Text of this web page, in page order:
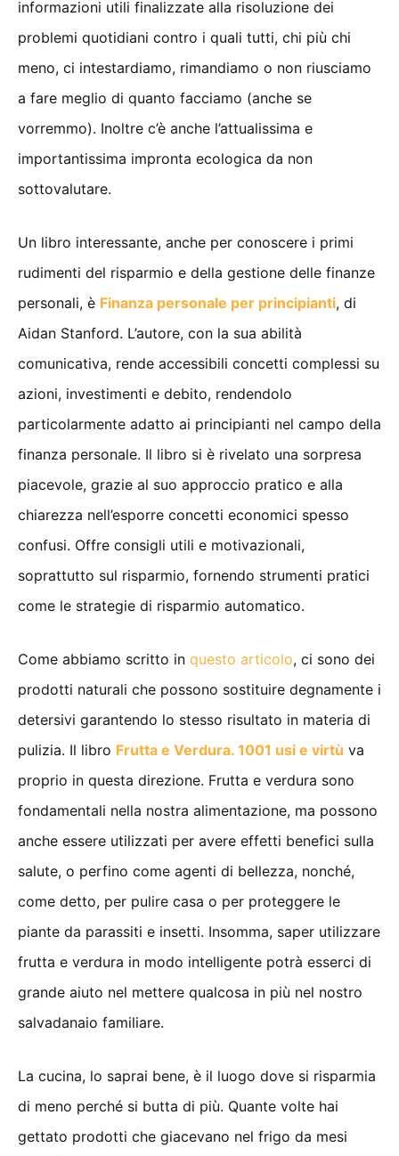
informazioni utili finalizzate alla risoluzione dei
problemi quotidiani contro i quali tutti, chi più chi
meno, ci intestardiamo, rimandiamo o non riusciamo
a fare meglio di quanto facciamo (anche se
vorremmo). Inoltre c’è anche l’attualissima e
importantissima impronta ecologica da non
sottovalutare.
Un libro interessante, anche per conoscere i primi
rudimenti del risparmio e della gestione delle finanze
personali, è Finanza personale per principianti, di
Aidan Stanford. L’autore, con la sua abilità
comunicativa, rende accessibili concetti complessi su
azioni, investimenti e debito, rendendolo
particolarmente adatto ai principianti nel campo della
finanza personale. Il libro si è rivelato una sorpresa
piacevole, grazie al suo approccio pratico e alla
chiarezza nell’esporre concetti economici spesso
confusi. Offre consigli utili e motivazionali,
soprattutto sul risparmio, fornendo strumenti pratici
come le strategie di risparmio automatico.
Come abbiamo scritto in questo articolo, ci sono dei
prodotti naturali che possono sostituire degnamente i
detersivi garantendo lo stesso risultato in materia di
pulizia. Il libro Frutta e Verdura. 1001 usi e virtù va
proprio in questa direzione. Frutta e verdura sono
fondamentali nella nostra alimentazione, ma possono
anche essere utilizzati per avere effetti benefici sulla
salute, o perfino come agenti di bellezza, nonché,
come detto, per pulire casa o per proteggere le
piante da parassiti e insetti. Insomma, saper utilizzare
frutta e verdura in modo intelligente potrà esserci di
grande aiuto nel mettere qualcosa in più nel nostro
salvadanaio familiare.
La cucina, lo saprai bene, è il luogo dove si risparmia
di meno perché si butta di più. Quante volte hai
gettato prodotti che giacevano nel frigo da mesi